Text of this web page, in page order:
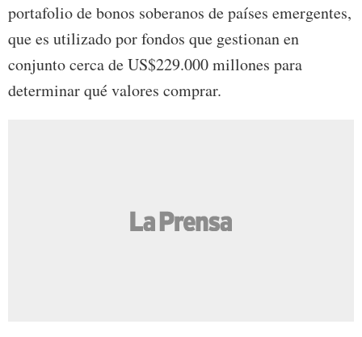
portafolio de bonos soberanos de países emergentes,
que es utilizado por fondos que gestionan en
conjunto cerca de US$229.000 millones para
determinar qué valores comprar.